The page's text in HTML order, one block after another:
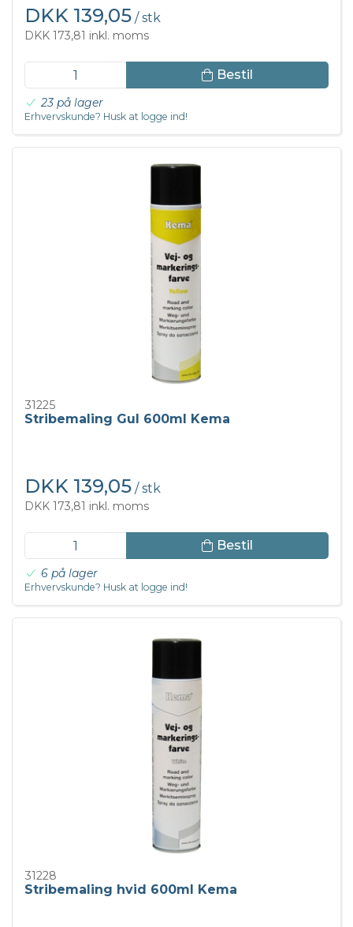
DKK 139,05 / stk
DKK 173,81 inkl. moms
Bestil
23 på lager
Erhvervskunde? Husk at logge ind!
31225
Stribemaling Gul 600ml Kema
DKK 139,05 / stk
DKK 173,81 inkl. moms
Bestil
6 på lager
Erhvervskunde? Husk at logge ind!
31228
Stribemaling hvid 600ml Kema